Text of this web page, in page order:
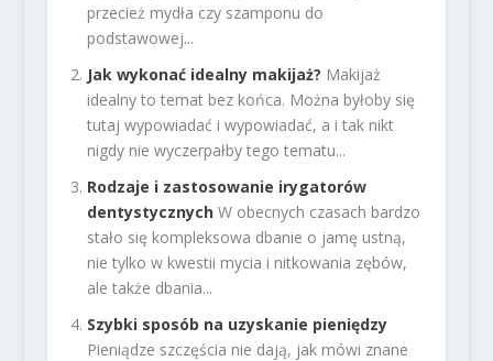
przecież mydła czy szamponu do
podstawowej...
Jak wykonać idealny makijaż? Makijaż
idealny to temat bez końca. Można byłoby się
tutaj wypowiadać i wypowiadać, a i tak nikt
nigdy nie wyczerpałby tego tematu...
Rodzaje i zastosowanie irygatorów
dentystycznych W obecnych czasach bardzo
stało się kompleksowa dbanie o jamę ustną,
nie tylko w kwestii mycia i nitkowania zębów,
ale także dbania...
Szybki sposób na uzyskanie pieniędzy
Pieniądze szczęścia nie dają, jak mówi znane